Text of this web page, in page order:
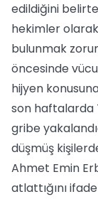
edildiğini
hekimler
bulunmak
öncesinde
hijyen
son haftalarda
gribe
düşmüş
Ahmet Emin
atlattığını